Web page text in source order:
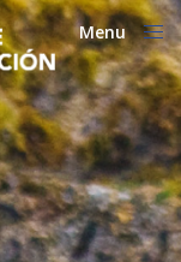
Menu
Close